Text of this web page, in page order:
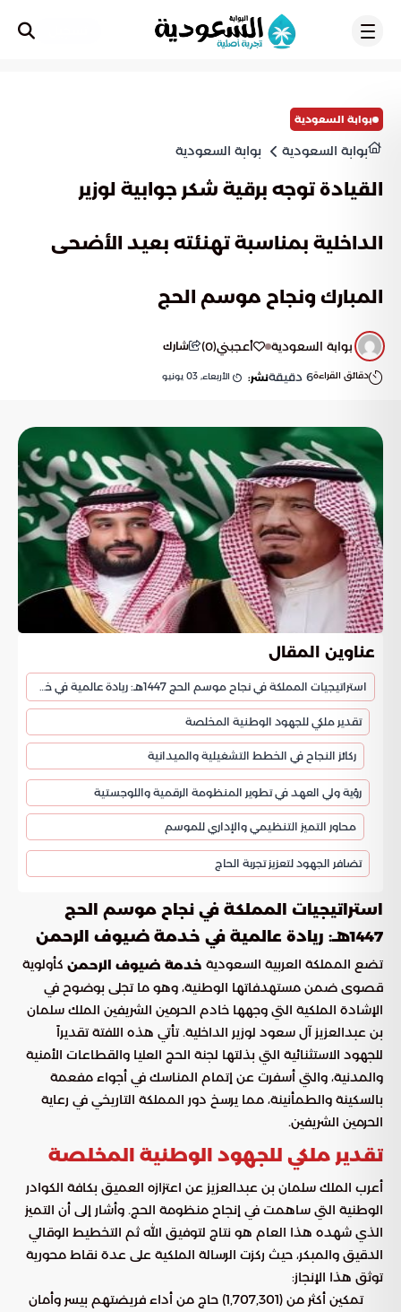
بوابة السعودية
بوابة السعودية بوابة السعودية
القيادة توجه برقية شكر جوابية لوزير
الداخلية بمناسبة تهنئته بعيد الأضحى
المبارك ونجاح موسم الحج
بوابة السعودية أعجبني(
0
) شارك
دقائق القراءة6 دقيقةنشر: الأربعاء, 03 يونيو
عناوين المقال
استراتيجيات المملكة في نجاح موسم الحج 1447هـ: ريادة عالمية في خدمة ضيوف الرحمن
تقدير ملكي للجهود الوطنية المخلصة
ركائز النجاح في الخطط التشغيلية والميدانية
رؤية ولي العهد في تطوير المنظومة الرقمية واللوجستية
محاور التميز التنظيمي والإداري للموسم
تضافر الجهود لتعزيز تجربة الحاج
استراتيجيات المملكة في نجاح موسم الحج
1447هـ: ريادة عالمية في خدمة ضيوف الرحمن
تضع المملكة العربية السعودية خدمة ضيوف الرحمن كأولوية
قصوى ضمن مستهدفاتها الوطنية، وهو ما تجلى بوضوح في
الإشادة الملكية التي وجهها خادم الحرمين الشريفين الملك سلمان
بن عبدالعزيز آل سعود لوزير الداخلية. تأتي هذه اللفتة تقديراً
للجهود الاستثنائية التي بذلتها لجنة الحج العليا والقطاعات الأمنية
والمدنية، والتي أسفرت عن إتمام المناسك في أجواء مفعمة
بالسكينة والطمأنينة، مما يرسخ دور المملكة التاريخي في رعاية
الحرمين الشريفين.
تقدير ملكي للجهود الوطنية المخلصة
أعرب الملك سلمان بن عبدالعزيز عن اعتزازه العميق بكافة الكوادر
الوطنية التي ساهمت في إنجاح منظومة الحج. وأشار إلى أن التميز
الذي شهده هذا العام هو نتاج لتوفيق الله ثم التخطيط الوقائي
الدقيق والمبكر، حيث ركزت الرسالة الملكية على عدة نقاط محورية
توثق هذا الإنجاز:
تمكين أكثر من (1,707,301) حاج من أداء فريضتهم بيسر وأمان